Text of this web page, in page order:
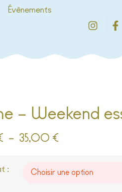
Évènements
– Weekend
– 35,00 €
: